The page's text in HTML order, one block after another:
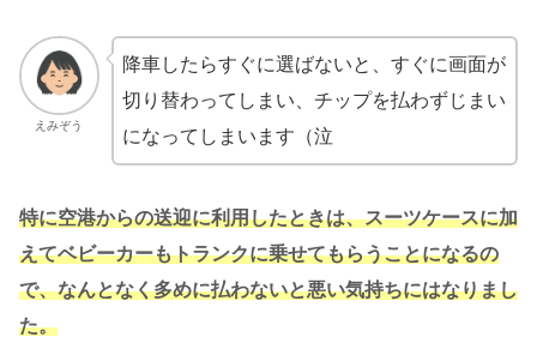
えみぞう
降車したらすぐに選ばないと、すぐに画面が
切り替わってしまい、チップを払わずじまい
になってしまいます（泣
特に空港からの送迎に利用したときは、スーツケースに加
えてベビーカーもトランクに乗せてもらうことになるの
で、なんとなく多めに払わないと悪い気持ちにはなりまし
た。